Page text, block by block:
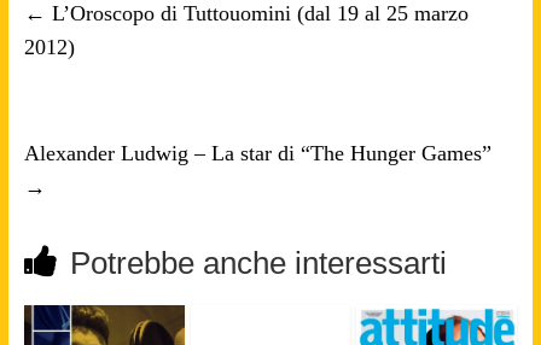
← L’Oroscopo di Tuttouomini (dal 19 al 25 marzo
2012)
Alexander Ludwig – La star di “The Hunger Games”
→
Potrebbe anche interessarti